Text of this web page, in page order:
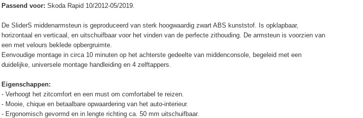
Passend voor: Skoda Rapid 10/2012-05/2019.
De SliderS middenarmsteun is geproduceerd van sterk hoogwaardig zwart ABS kunststof. Is opklapbaar,
horizontaal en verticaal, en uitschuifbaar voor het vinden van de perfecte zithouding. De armsteun is voorzien van
een met velours beklede opbergruimte.
Eenvoudige montage in circa 10 minuten op het achterste gedeelte van middenconsole, begeleid met een
duidelijke, universele montage handleiding en 4 zelftappers.
Eigenschappen:
- Verhoogt het zitcomfort en een must om comfortabel te reizen.
- Mooie, chique en betaalbare opwaardering van het auto-interieur.
- Ergonomisch gevormd en in lengte richting ca. 50 mm uitschuifbaar.